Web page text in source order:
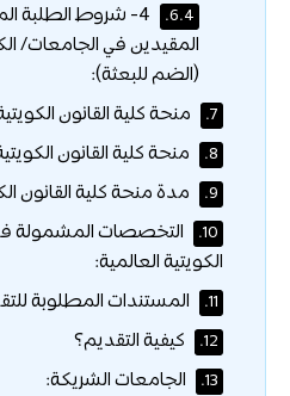
6.4.
4- شروط الطلبة
المقيدين في الجامعات/
(الضم للبعثة):
7. منحة كلية القانون
8. منحة كلية القانون
9. مدة منحة كلية القانون
10.
التخصصات المشمولة
الكويتية العالمية:
11. المستندات المطلوبة
12. كيفية التقديم؟
13. الجامعات الشريكة: